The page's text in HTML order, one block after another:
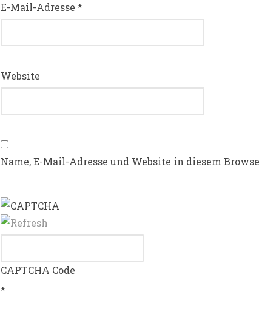
E-Mail-Adresse *
Website
Name, E-Mail-Adresse und Website in diesem
CAPTCHA Code
*